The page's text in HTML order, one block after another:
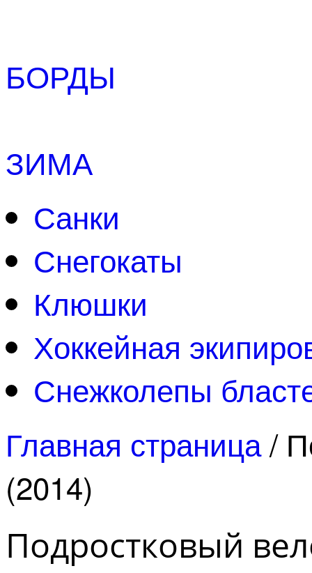
БОРДЫ
ЗИМА
Санки
Снегокаты
Клюшки
Хоккейная
Снежколепы
Главная страница/
(2014)
Подростковый